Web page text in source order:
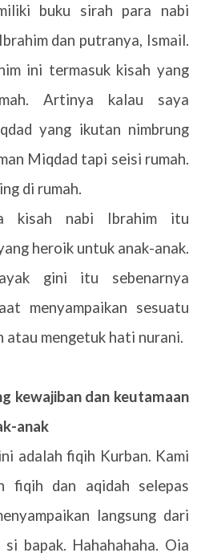
buku sirah para nabi
dan putranya, Ismail.
ini termasuk kisah yang
Artinya kalau saya
yang ikutan nimbrung
Miqdad tapi seisi rumah.
di rumah.
kisah nabi Ibrahim itu
heroik untuk anak-anak.
gini itu sebenarnya
menyampaikan sesuatu
mengetuk hati nurani.
kewajiban dan keutamaan
anak
adalah fiqih Kurban. Kami
fiqih dan aqidah selepas
langsung dari
bapak. Hahahahaha. Oia